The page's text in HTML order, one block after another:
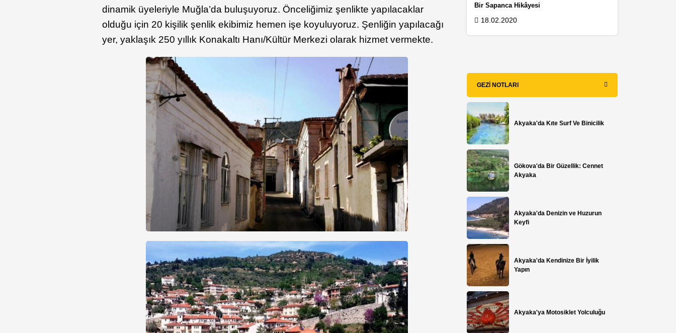
dinamik üyeleriyle Muğla’da buluşuyoruz. Önceliğimiz şenlikte yapılacaklar
olduğu için 20 kişilik şenlik ekibimiz hemen işe koyuluyoruz. Şenliğin yapılacağı
yer, yaklaşık 250 yıllık Konakaltı Hanı/Kültür Merkezi olarak hizmet vermekte.
Bir Sapanca Hikâyesi
18.02.2020
GEZI NOTLARI
Akyaka'da Kıte Surf Ve Binicilik
Gökova'da Bir Güzellik: Cennet
Akyaka
Akyaka'da Denizin ve Huzurun
Keyfi
Akyaka'da Kendinize Bir İyilik
Yapın
Akyaka'ya Motosiklet Yolculuğu